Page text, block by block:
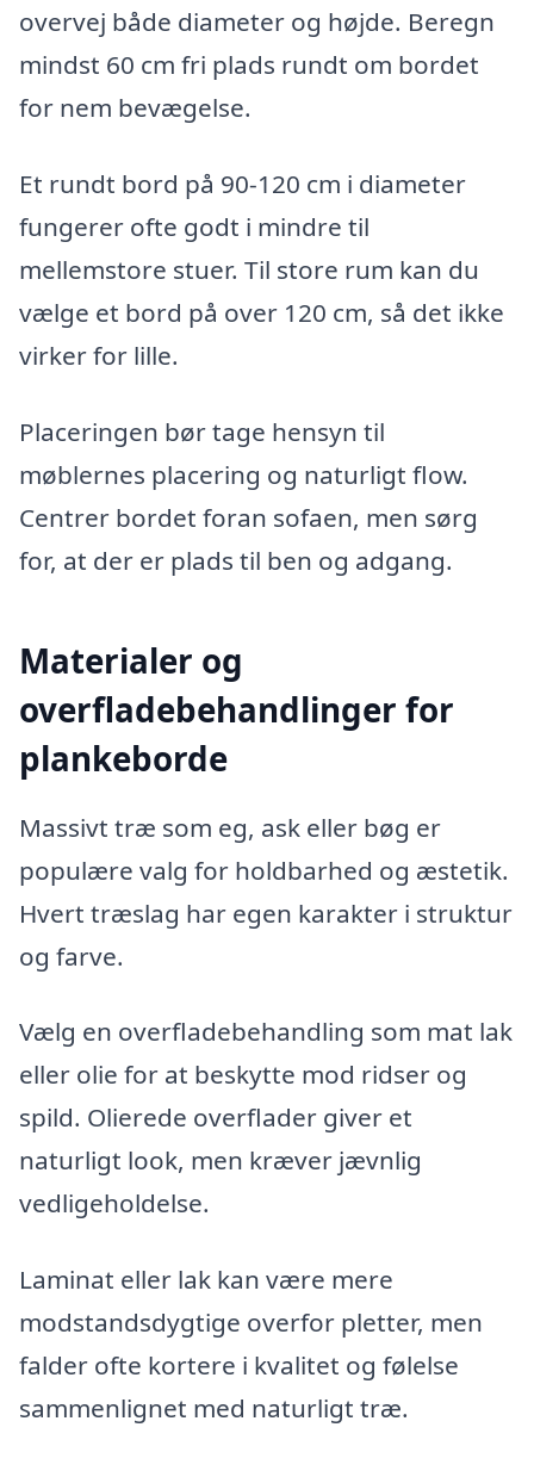
overvej både diameter og højde. Beregn
mindst 60 cm fri plads rundt om bordet
for nem bevægelse.
Et rundt bord på 90-120 cm i diameter
fungerer ofte godt i mindre til
mellemstore stuer. Til store rum kan du
vælge et bord på over 120 cm, så det ikke
virker for lille.
Placeringen bør tage hensyn til
møblernes placering og naturligt flow.
Centrer bordet foran sofaen, men sørg
for, at der er plads til ben og adgang.
Materialer og
overfladebehandlinger for
plankeborde
Massivt træ som eg, ask eller bøg er
populære valg for holdbarhed og æstetik.
Hvert træslag har egen karakter i struktur
og farve.
Vælg en overfladebehandling som mat lak
eller olie for at beskytte mod ridser og
spild. Olierede overflader giver et
naturligt look, men kræver jævnlig
vedligeholdelse.
Laminat eller lak kan være mere
modstandsdygtige overfor pletter, men
falder ofte kortere i kvalitet og følelse
sammenlignet med naturligt træ.